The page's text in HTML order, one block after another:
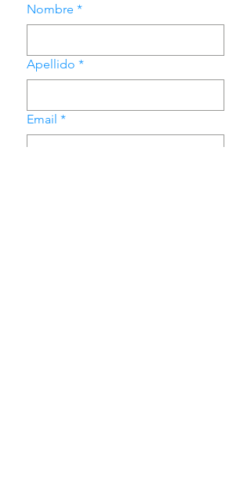
Nombre *
Apellido *
Email *